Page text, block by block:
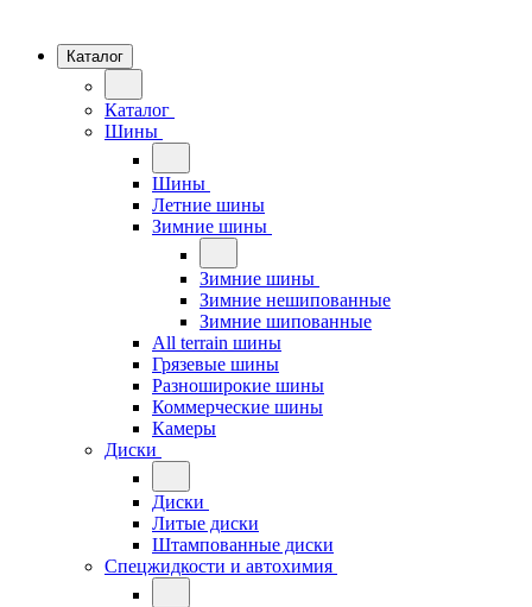
Каталог
Каталог
Шины
Шины
Летние шины
Зимние шины
Зимние шины
Зимние нешипованные
Зимние шипованные
All terrain шины
Грязевые шины
Разноширокие шины
Коммерческие шины
Камеры
Диски
Диски
Литые диски
Штампованные диски
Спецжидкости и автохимия